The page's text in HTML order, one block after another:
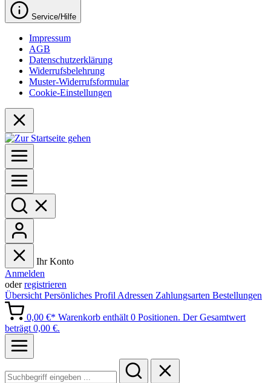
Service/Hilfe
Impressum
AGB
Datenschutzerklärung
Widerrufsbelehrung
Muster-Widerrufsformular
Cookie-Einstellungen
Ihr Konto
Anmelden
oderregistrieren
Übersicht Persönliches Profil Adressen Zahlungsarten Bestellungen
0,00 €* Warenkorb enthält 0 Positionen. Der Gesamtwert
beträgt 0,00 €.